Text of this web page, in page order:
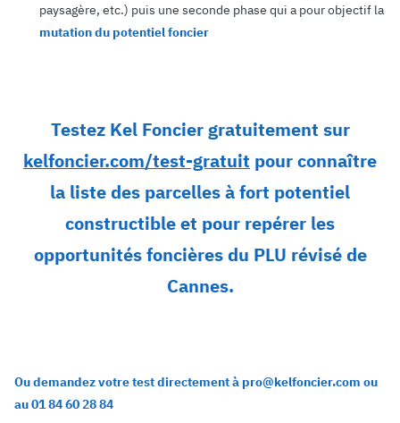
paysagère, etc.) puis une seconde phase qui a pour objectif la
mutation du potentiel foncier
Testez Kel Foncier gratuitement sur
kelfoncier.com/test-gratuit pour connaître
la liste des parcelles à fort potentiel
constructible et pour repérer les
opportunités foncières du PLU révisé de
Cannes.
Ou demandez votre test directement à pro@kelfoncier.com ou
au 01 84 60 28 84